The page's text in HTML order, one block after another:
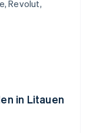
Revolut,
in Litauen